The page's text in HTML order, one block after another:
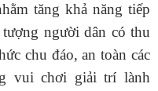
tăng khả năng tiếp
người dân có thu
chu đáo, an toàn các
vui chơi giải trí lành